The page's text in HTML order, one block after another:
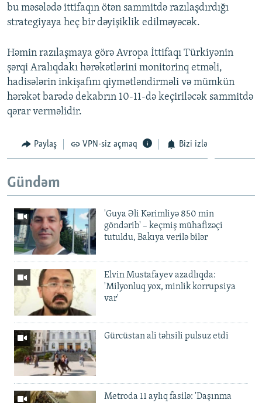
bu məsələdə ittifaqın ötən sammitdə razılaşdırdığı
strategiyaya heç bir dəyişiklik edilməyəcək.
Həmin razılaşmaya görə Avropa İttifaqı Türkiyənin
şərqi Aralıqdakı hərəkətlərini monitorinq etməli,
hadisələrin inkişafını qiymətləndirməli və mümkün
hərəkət barədə dekabrın 10-11-də keçiriləcək sammitdə
qərar verməlidir.
Paylaş VPN-siz açmaq Bizi izlə
Gündəm
'Guya Əli Kərimliyə 850 min
göndərib' – keçmiş mühafizəçi
tutuldu, Bakıya verilə bilər
Elvin Mustafayev azadlıqda:
'Milyonluq yox, minlik korrupsiya
var'
Gürcüstan ali təhsili pulsuz etdi
Metroda 11 aylıq fasilə: 'Daşınma